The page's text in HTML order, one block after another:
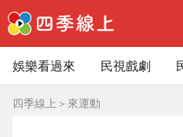
娛樂看過來 民視戲劇
四季線上 ＞ 來運動